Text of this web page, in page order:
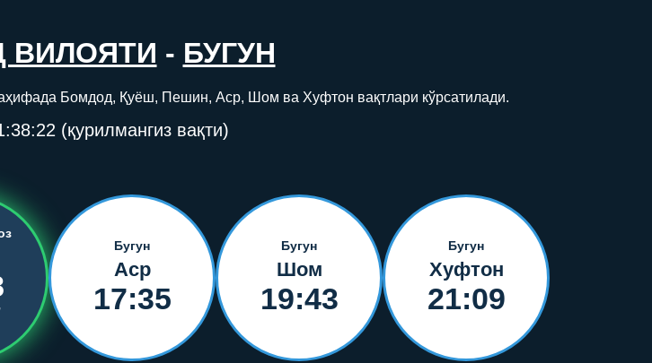
ВИЛОЯТИ - БУГУН
Бомдод, Қуёш, Пешин, Аср, Шом ва Хуфтон вақтлари кўрсатилади.
(қурилмангиз вақти)
Бугун
Аср
17:35
Бугун
Шом
19:43
Бугун
Хуфтон
21:09